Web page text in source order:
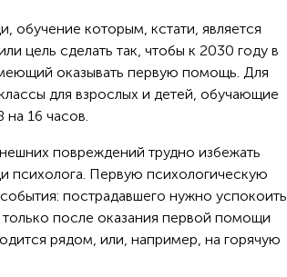
обучение которым, кстати, является
цель сделать так, чтобы к 2030 году в
оказывать первую помощь. Для
для взрослых и детей, обучающие
16 часов.
повреждений трудно избежать
психолога. Первую психологическую
пострадавшего нужно успокоить.
после оказания первой помощи
рядом, или, например, на горячую